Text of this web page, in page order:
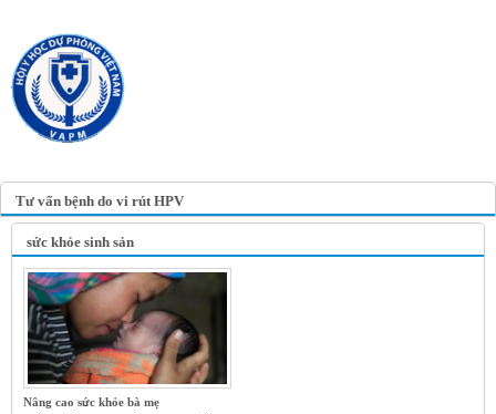
Tư vấn bệnh do vi rút HPV
sức khỏe sinh sản
Nâng cao sức khỏe bà mẹ